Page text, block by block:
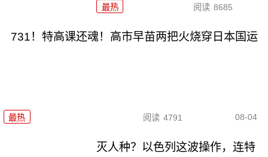
最热 阅读 8685
731！特高课还魂！高市早苗两把火烧穿日本国运
最热 阅读 4791 08-04
灭人种？以色列这波操作，连特